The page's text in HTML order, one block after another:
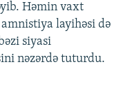
Həmin vaxt
layihəsi də
siyasi
nəzərdə tuturdu.